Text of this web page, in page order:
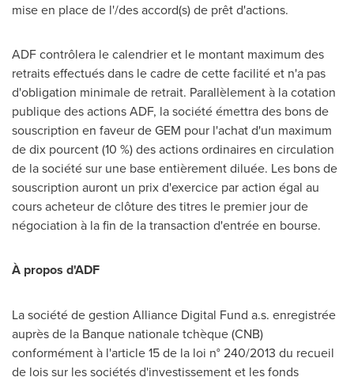
mise en place de l'/des accord(s) de prêt d'actions.
ADF contrôlera le calendrier et le montant maximum des
retraits effectués dans le cadre de cette facilité et n'a pas
d'obligation minimale de retrait. Parallèlement à la cotation
publique des actions ADF, la société émettra des bons de
souscription en faveur de GEM pour l'achat d'un maximum
de dix pourcent (10 %) des actions ordinaires en circulation
de la société sur une base entièrement diluée. Les bons de
souscription auront un prix d'exercice par action égal au
cours acheteur de clôture des titres le premier jour de
négociation à la fin de la transaction d'entrée en bourse.
À propos d'ADF
La société de gestion Alliance Digital Fund a.s. enregistrée
auprès de la Banque nationale tchèque (CNB)
conformément à l'article 15 de la loi n° 240/2013 du recueil
de lois sur les sociétés d'investissement et les fonds